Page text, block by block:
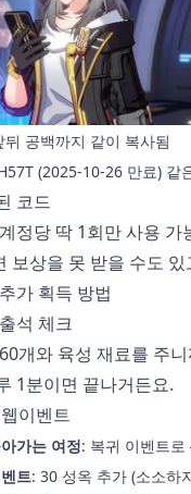
뒤 공백까지 같이 복사됨
(2025-10-26 만료) 같
코드
정당 딱 1회만 사용 가
보상을 못 받을 수도 있
가 획득 방법
석 체크
개와 육성 재료를 주
1분이면 끝나거든요.
이벤트
가는 여정: 복귀 이벤트로
트: 30 성옥 추가 (소소하